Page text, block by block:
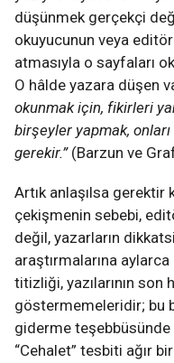
düşünmek gerçekçi
okuyucunun veya
atmasıyla o sayfaları
O hâlde yazara düşen
okunmak için, fikirleri
birşeyler yapmak,
gerekir.”(Barzun ve
Artık anlaşılsa gerektir
çekişmenin sebebi,
değil, yazarların
araştırmalarına
titizliği, yazılarının son
göstermemeleridir; bu
giderme teşebbüsünde
“Cehalet” tesbiti ağır